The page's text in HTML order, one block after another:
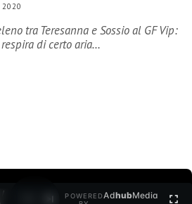
2020
tra Teresanna e Sossio al GF Vip:
di certo aria…
POWEREDAdhubMedia